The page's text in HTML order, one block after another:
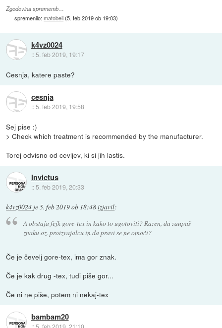
Zgodovina sprememb…
spremenilo:matobeli(5. feb 2019 ob 19:03)
k4vz0024
:: 5. feb 2019, 19:17
Cesnja, katere paste?
cesnja
::5. feb 2019, 19:58
Sej pise :)
> Check which treatment is recommended by the manufacturer.
Torej odvisno od cevljev, ki si jih lastis.
Invictus
:: 5. feb 2019, 20:33
k4vz0024 je5. feb 2019 ob 18:48izjavil:
A obstaja fejk gore-tex in kako to ugotoviti? Razen, da zaupaš
znaku oz. proizvajalcu in da pravi se ne omoči?
Če je čevelj gore-tex, ima gor znak.
Če je kak drug -tex, tudi piše gor...
Če ni ne piše, potem ni nekaj-tex
bambam20